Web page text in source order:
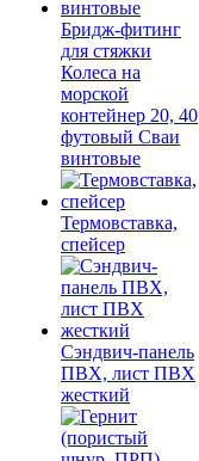
Бридж-фитинг
для стяжки
Колеса на
морской
контейнер 20, 40
футовый Сваи
винтовые
Термовставка,
спейсер
Сэндвич-панель
ПВХ, лист ПВХ
жесткий